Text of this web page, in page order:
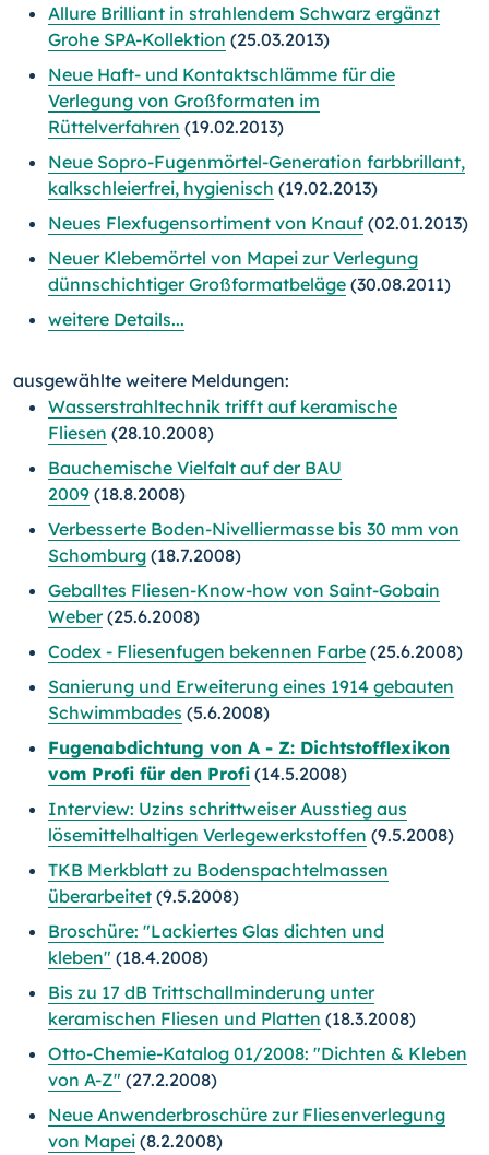
Allure Brilliant in strahlendem Schwarz ergänzt
Grohe SPA-Kollektion (25.03.2013)
Neue Haft- und Kontaktschlämme für die
Verlegung von Großformaten im
Rüttelverfahren (19.02.2013)
Neue Sopro-Fugenmörtel-Generation farbbrillant,
kalkschleierfrei, hygienisch (19.02.2013)
Neues Flexfugensortiment von Knauf (02.01.2013)
Neuer Klebemörtel von Mapei zur Verlegung
dünnschichtiger Großformatbeläge (30.08.2011)
weitere Details...
ausgewählte weitere Meldungen:
Wasserstrahltechnik trifft auf keramische
Fliesen (28.10.2008)
Bauchemische Vielfalt auf der BAU
2009 (18.8.2008)
Verbesserte Boden-Nivelliermasse bis 30 mm von
Schomburg (18.7.2008)
Geballtes Fliesen-Know-how von Saint-Gobain
Weber(25.6.2008)
Codex - Fliesenfugen bekennen Farbe (25.6.2008)
Sanierung und Erweiterung eines 1914 gebauten
Schwimmbades (5.6.2008)
Fugenabdichtung von A - Z: Dichtstofflexikon
vom Profi für den Profi (14.5.2008)
Interview: Uzins schrittweiser Ausstieg aus
lösemittelhaltigen Verlegewerkstoffen (9.5.2008)
TKB Merkblatt zu Bodenspachtelmassen
überarbeitet (9.5.2008)
Broschüre: "Lackiertes Glas dichten und
kleben" (18.4.2008)
Bis zu 17 dB Trittschallminderung unter
keramischen Fliesen und Platten (18.3.2008)
Otto-Chemie-Katalog 01/2008: "Dichten & Kleben
von A-Z" (27.2.2008)
Neue Anwenderbroschüre zur Fliesenverlegung
von Mapei (8.2.2008)